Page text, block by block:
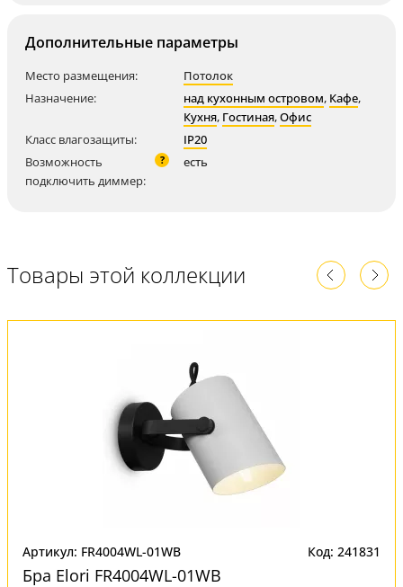
Дополнительные параметры
Место размещения:
Потолок
Назначение:
над кухонным островом, Кафе,
Кухня, Гостиная,Офис
Класс влагозащиты:
IP20
Возможность
подключить диммер:
? есть
Товары этой коллекции
Артикул: FR4004WL-01WB Код: 241831
Бра Elori FR4004WL-01WB